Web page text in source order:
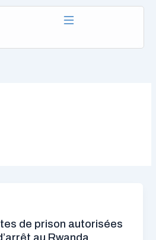
de prison autorisées
au Rwanda